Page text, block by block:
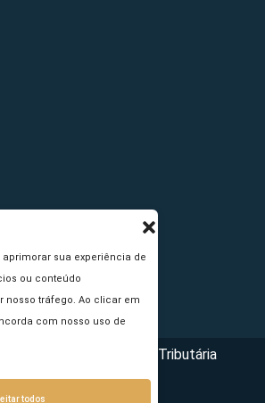
sua experiência de
ou conteúdo
nosso tráfego. Ao clicar em
com nosso uso de
todos
- Portal da Reforma Tributária